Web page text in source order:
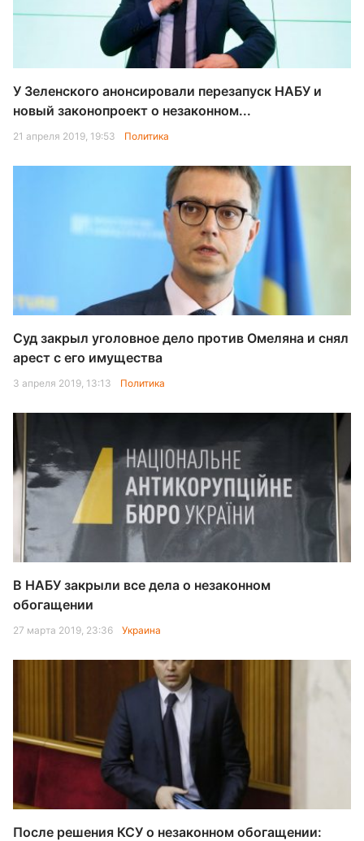
У Зеленского анонсировали перезапуск НАБУ и
новый законопроект о незаконном...
21 апреля 2019, 19:53 Политика
Суд закрыл уголовное дело против Омеляна и снял
арест с его имущества
3 апреля 2019, 13:13 Политика
В НАБУ закрыли все дела о незаконном
обогащении
27 марта 2019, 23:36 Украина
После решения КСУ о незаконном обогащении: